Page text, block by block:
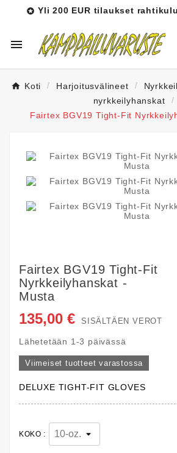
 Yli 200 EUR tilaukset

Koti Harjoitusvälineet
nyrkkeilyhanskat
Fairtex BGV19 Tight-Fit
Fairtex BGV19 Tight-Fit
Nyrkkeilyhanskat -
Musta
135,00 € SISÄLTÄEN VEROT
Lähetetään 1-3 päivässä
Viimeiset tuotteet varastossa
DELUXE TIGHT-FIT GLOVES
KOKO :